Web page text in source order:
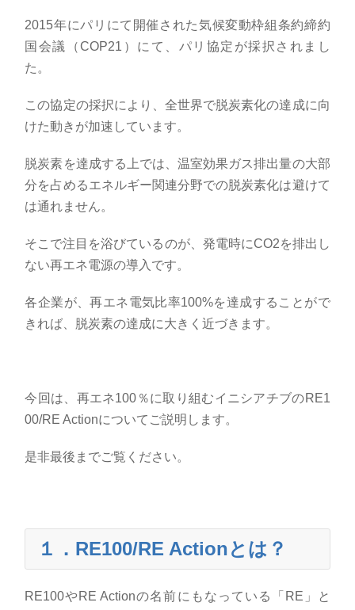
2015年にパリにて開催された気候変動枠組条約締約
国会議（COP21 ）にて、パリ協定が採択されまし
た。
この協定の採択により、全世界で脱炭素化の達成に向
けた動きが加速しています。
脱炭素を達成する上では、温室効果ガス排出量の大部
分を占めるエネルギー関連分野での脱炭素化は避けて
は通れません。
そこで注目を浴びているのが、発電時にCO2を排出し
ない再エネ電源の導入です。
各企業が、再エネ電気比率100%を達成することがで
きれば、脱炭素の達成に大きく近づきます。
今回は、再エネ100 ％に取り組むイニシアチブのRE1
00/RE Actionについてご説明します。
是非最後までご覧ください。
１． RE100/RE Actionとは？
RE100やRE Actionの名前にもなっている「 RE 」と